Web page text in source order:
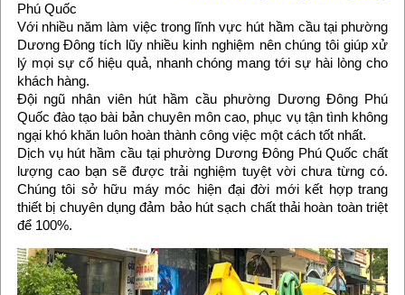
Phú Quốc
Với nhiều năm làm việc trong lĩnh vực hút hầm cầu tại phường
Dương Đông tích lũy nhiều kinh nghiệm nên chúng tôi giúp xử
lý mọi sự cố hiệu quả, nhanh chóng mang tới sự hài lòng cho
khách hàng.
Đội ngũ nhân viên hút hầm cầu phường Dương Đông Phú
Quốc đào tạo bài bản chuyên môn cao, phục vụ tận tình không
ngại khó khăn luôn hoàn thành công việc một cách tốt nhất.
Dịch vụ hút hầm cầu tại phường Dương Đông Phú Quốc chất
lượng cao bạn sẽ được trải nghiệm tuyệt vời chưa từng có.
Chúng tôi sở hữu máy móc hiện đại đời mới kết hợp trang
thiết bị chuyên dụng đảm bảo hút sạch chất thải hoàn toàn triệt
để 100%.